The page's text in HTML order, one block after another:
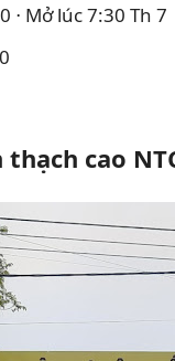
⋅ Mở lúc 7:30 Th 7
cao